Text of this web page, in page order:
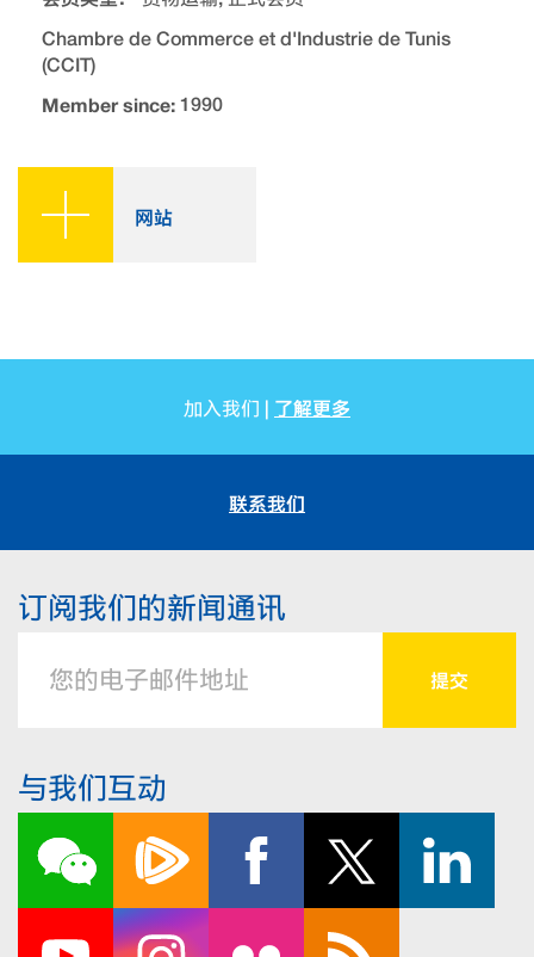
Chambre de Commerce et d'Industrie de Tunis
(CCIT)
Member since: 1990
网站
加入我们 | 了解更多
联系我们
订阅我们的新闻通讯
与我们互动